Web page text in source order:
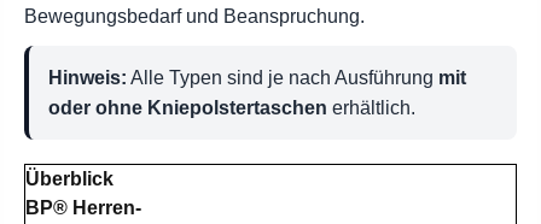
Bewegungsbedarf und Beanspruchung.
Hinweis: Alle Typen sind je nach Ausführung mit
oder ohne Kniepolstertaschen erhältlich.
Überblick
BP® Herren-